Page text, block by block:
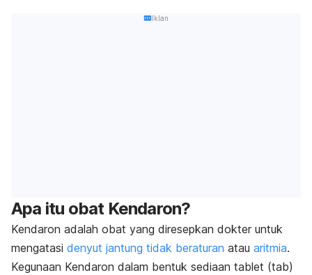
Iklan
Apa itu obat Kendaron?
Kendaron adalah obat yang diresepkan dokter untuk
mengatasi denyut jantung tidak beraturan atau aritmia.
Kegunaan Kendaron dalam bentuk sediaan tablet (tab)